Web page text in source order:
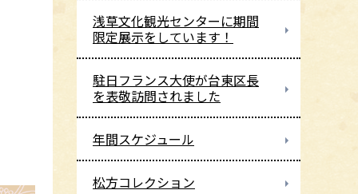
浅草文化観光センターに期間
限定展示をしています！
駐日フランス大使が台東区長
を表敬訪問されました
年間スケジュール
松方コレクション